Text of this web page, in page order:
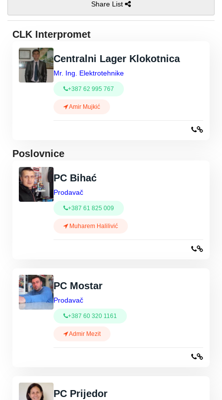
Share List
CLK Interpromet
Centralni Lager Klokotnica
Mr. Ing. Elektrotehnike
+387 62 995 767
Amir Mujkić
Poslovnice
PC Bihać
Prodavač
+387 61 825 009
Muharem Halilivić
PC Mostar
Prodavač
+387 60 320 1161
Admir Mezit
PC Prijedor